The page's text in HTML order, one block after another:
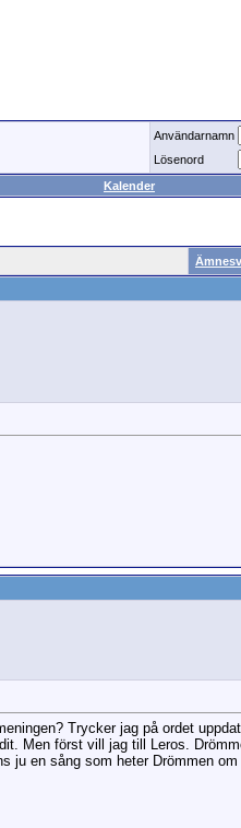
Användarnamn
Lösenord
Kalender
Trycker jag på ordet
Men först vill jag till Leros.
en sång som heter Drömmen om